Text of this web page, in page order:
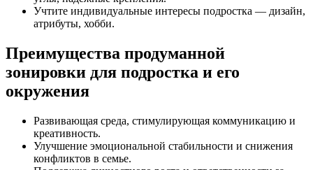
Учтите индивидуальные интересы подростка — дизайн,
атрибуты, хобби.
Преимущества продуманной
зонировки для подростка и его
окружения
Развивающая среда, стимулирующая коммуникацию и
креативность.
Улучшение эмоциональной стабильности и снижения
конфликтов в семье.